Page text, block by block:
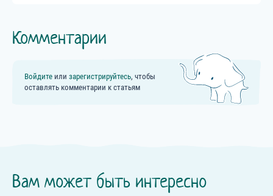
Комментарии
Войдите или зарегистрируйтесь, чтобы
оставлять комментарии к статьям
Вам может быть интересно